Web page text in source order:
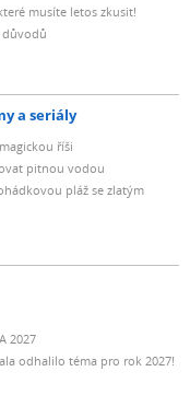
musíte letos zkusit!
důvodů
a seriály
říši
pitnou vodou
pláž se zlatým
2027
odhalilo téma pro rok 2027!